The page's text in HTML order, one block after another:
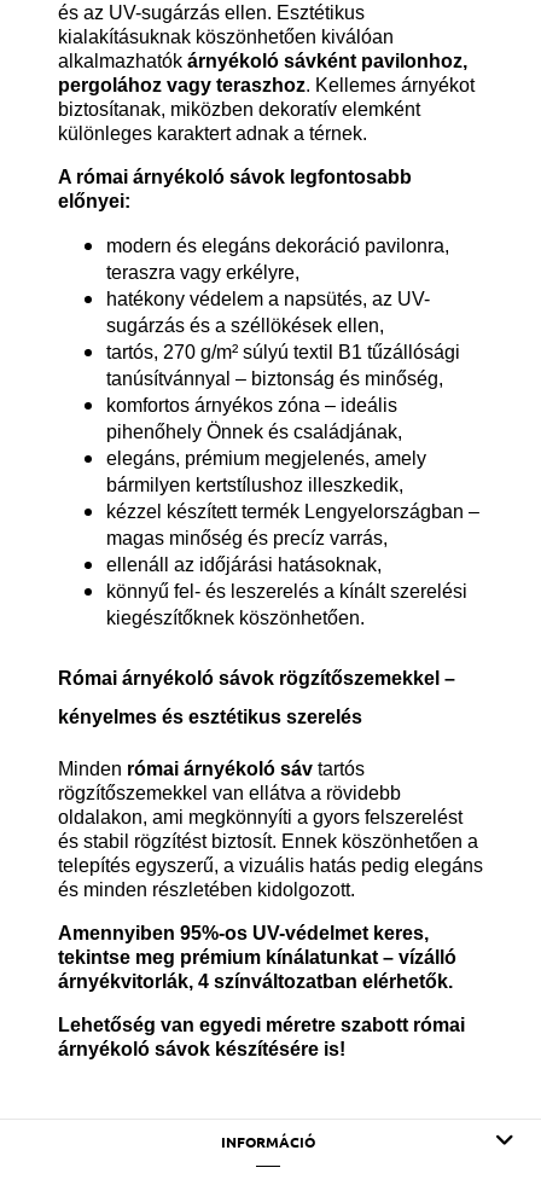
és az UV-sugárzás ellen. Esztétikus
kialakításuknak köszönhetően kiválóan
alkalmazhatók árnyékoló sávként pavilonhoz,
pergolához vagy teraszhoz. Kellemes árnyékot
biztosítanak, miközben dekoratív elemként
különleges karaktert adnak a térnek.
A római árnyékoló sávok legfontosabb
előnyei:
modern és elegáns dekoráció pavilonra,
teraszra vagy erkélyre,
hatékony védelem a napsütés, az UV-
sugárzás és a széllökések ellen,
tartós, 270 g/m² súlyú textil B1 tűzállósági
tanúsítvánnyal – biztonság és minőség,
komfortos árnyékos zóna – ideális
pihenőhely Önnek és családjának,
elegáns, prémium megjelenés, amely
bármilyen kertstílushoz illeszkedik,
kézzel készített termék Lengyelországban –
magas minőség és precíz varrás,
ellenáll az időjárási hatásoknak,
könnyű fel- és leszerelés a kínált szerelési
kiegészítőknek köszönhetően.
Római árnyékoló sávok rögzítőszemekkel –
kényelmes és esztétikus szerelés
Minden római árnyékoló sáv tartós
rögzítőszemekkel van ellátva a rövidebb
oldalakon, ami megkönnyíti a gyors felszerelést
és stabil rögzítést biztosít. Ennek köszönhetően a
telepítés egyszerű, a vizuális hatás pedig elegáns
és minden részletében kidolgozott.
Amennyiben 95%-os UV-védelmet keres,
tekintse meg prémium kínálatunkat – vízálló
árnyékvitorlák, 4 színváltozatban elérhetők.
Lehetőség van egyedi méretre szabott római
árnyékoló sávok készítésére is!
INFORMÁCIÓ